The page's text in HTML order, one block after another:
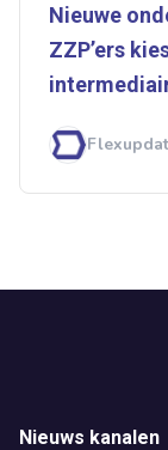
Nieuwe
ZZP’ers
Nieuws kanalen